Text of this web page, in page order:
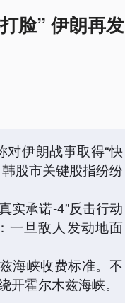
脸” 伊朗再发
伊朗战事取得“快
股市关键股指纷纷
实承诺-4”反击行动
一旦敌人发动地面
海峡收费标准。不
霍尔木兹海峡。